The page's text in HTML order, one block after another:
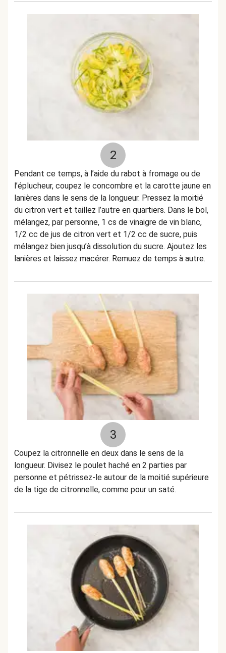
2
Pendant ce temps, à l’aide du rabot à fromage ou de
l’éplucheur, coupez le concombre et la carotte jaune en
lanières dans le sens de la longueur. Pressez la moitié
du citron vert et taillez l’autre en quartiers. Dans le bol,
mélangez, par personne, 1 cs de vinaigre de vin blanc,
1/2 cc de jus de citron vert et 1/2 cc de sucre, puis
mélangez bien jusqu’à dissolution du sucre. Ajoutez les
lanières et laissez macérer. Remuez de temps à autre.
3
Coupez la citronnelle en deux dans le sens de la
longueur. Divisez le poulet haché en 2 parties par
personne et pétrissez-le autour de la moitié supérieure
de la tige de citronnelle, comme pour un saté.